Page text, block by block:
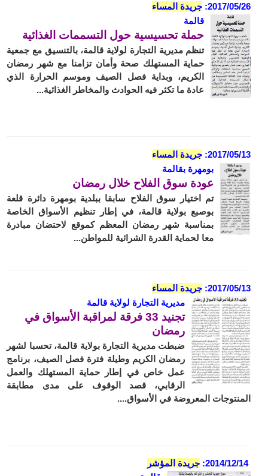
2017/05/26: جريدة المساء
قالمة
حملة تحسيسية حول التسممات الغذائية
تنظم مديرية التجارة لولاية قالمة، بالتنسيق مع جمعية
حماية المستهلك صحة وأمان تزامنا مع شهر رمضان
الكريم، وبداية فصل الصيف وموسم الحرارة الذي
عادة ما تكثر فيه الحوادث والمخاطر الغذائية...
2017/05/13: جريدة المساء
بومهرة بقالمة
عودة سوق الفلاح خلال رمضان
تم اختيار سوق الفلاح سابقا ببلدية بومهرة دائرة قلعة
بوصبع بولاية قالمة، في إطار تنظيم الأسواق الخاصة
بمناسبة شهر رمضان المعظم كموقع لاحتضان مبادرة
معا لحماية القدرة الشرائية للمواطن...
2017/05/13: جريدة المساء
مديرية التجارة لولاية قالمة
تجنيد 33 فرقة لمراقبة الأسواق في
رمضان
ضبطت مديرية التجارة بولاية قالمة، تحسبا لشهر
رمضان الكريم وطيلة فترة فصل الصيف، برنامج
عمل خاص في إطار حماية المستهلك والعمل
الرقابي، قصد الوقوف على مدى مطابقة
المنتوجات المعروضة في الأسواق....
2014/12/14: جريدة المؤشر